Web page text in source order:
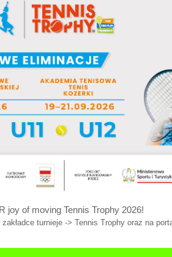
joy of moving Tennis Trophy 2026!
turnieje -> Tennis Trophy oraz na